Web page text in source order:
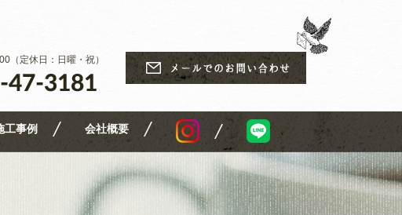
（定休日：日曜・祝）
工事例 会社概要